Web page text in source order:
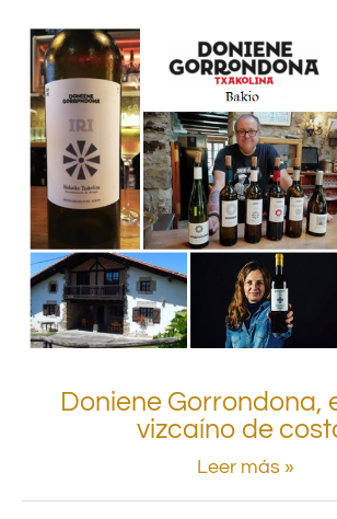
Doniene Gorrondona,
vizcaíno de
Leer más »